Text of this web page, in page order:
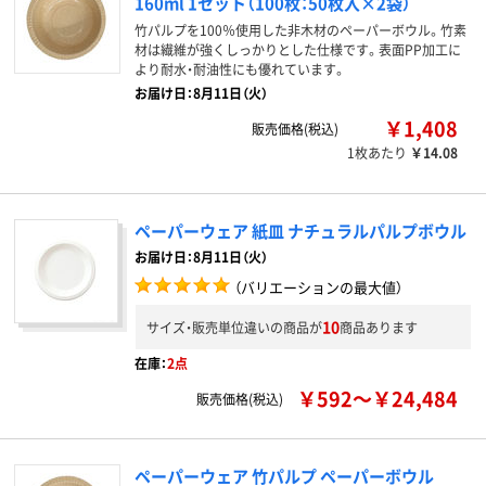
竹パルプを100％使用した非木材のペーパーボウル。竹素
材は繊維が強くしっかりとした仕様です。表面PP加工に
より耐水・耐油性にも優れています。
お届け日：8月11日（火）
販売価格(税込)
￥1,408
1枚あたり ￥14.08
ペーパーウェア 紙皿 ナチュラルパルプボウル
お届け日：8月11日（火）
（バリエーションの最大値）
サイズ・販売単位違いの商品が10商品あります
在庫：2点
販売価格(税込)
￥592～￥24,484
ペーパーウェア 竹パルプ ペーパーボウル